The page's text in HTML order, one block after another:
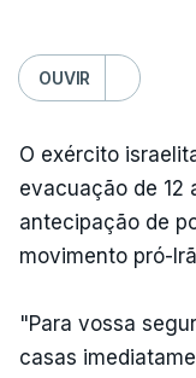
OUVIR
O exército
evacuação de 12
antecipação de
movimento pró-
"Para vossa
casas